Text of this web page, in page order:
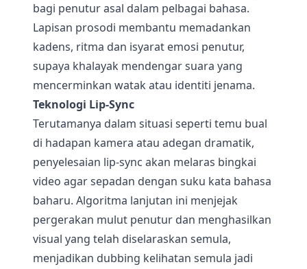
bagi penutur asal dalam pelbagai bahasa.
Lapisan prosodi membantu memadankan
kadens, ritma dan isyarat emosi penutur,
supaya khalayak mendengar suara yang
mencerminkan watak atau identiti jenama.
Teknologi Lip-Sync
Terutamanya dalam situasi seperti temu bual
di hadapan kamera atau adegan dramatik,
penyelesaian lip-sync akan melaras bingkai
video agar sepadan dengan suku kata bahasa
baharu. Algoritma lanjutan ini menjejak
pergerakan mulut penutur dan menghasilkan
visual yang telah diselaraskan semula,
menjadikan dubbing kelihatan semula jadi